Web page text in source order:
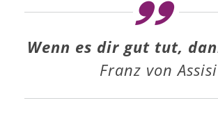
Wenn es dir gut tut,
Franz von Assisi